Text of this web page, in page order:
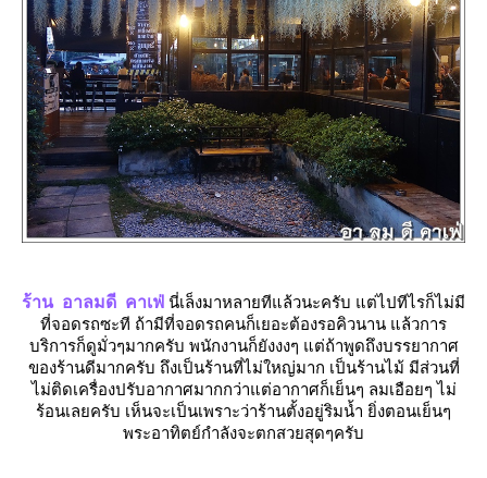
ร้าน อาลมดี คาเฟ่ นี่เล็งมาหลายทีแล้วนะครับ แต่ไปทีไรก็ไม่มี
ที่จอดรถซะที ถ้ามีที่จอดรถคนก็เยอะต้องรอคิวนาน แล้วการ
บริการก็ดูมั่วๆมากครับ พนักงานก็ยังงงๆ แต่ถ้าพูดถึงบรรยากาศ
ของร้านดีมากครับ ถึงเป็นร้านที่ไม่ใหญ่มาก เป็นร้านไม้ มีส่วนที่
ไม่ติดเครื่องปรับอากาศมากกว่าแต่อากาศก็เย็นๆ ลมเอือยๆ ไม่
ร้อนเลยครับ เห็นจะเป็นเพราะว่าร้านตั้งอยู่ริมน้ำ ยิ่งตอนเย็นๆ
พระอาทิตย์กำลังจะตกสวยสุดๆครับ